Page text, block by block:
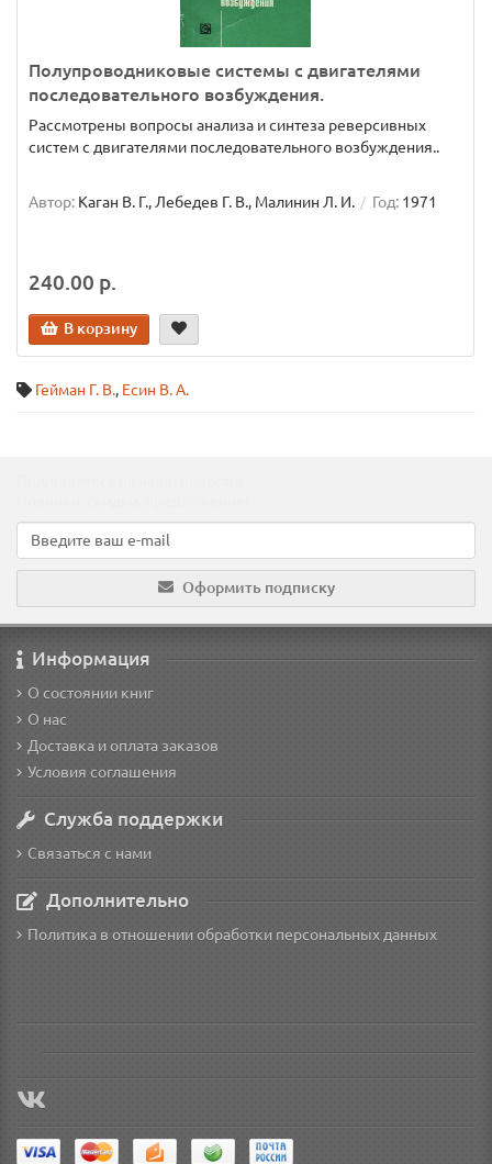
Полупроводниковые системы с двигателями
последовательного возбуждения.
Рассмотрены вопросы анализа и синтеза реверсивных
систем с двигателями последовательного возбуждения..
Автор: Каган В. Г., Лебедев Г. В., Малинин Л. И. Год: 1971
240.00 р.
В корзину
Гейман Г. В., Есин В. А.
Оформить подписку
Информация
О состоянии книг
О нас
Доставка и оплата заказов
Условия соглашения
Служба поддержки
Связаться с нами
Дополнительно
Политика в отношении обработки персональных данных